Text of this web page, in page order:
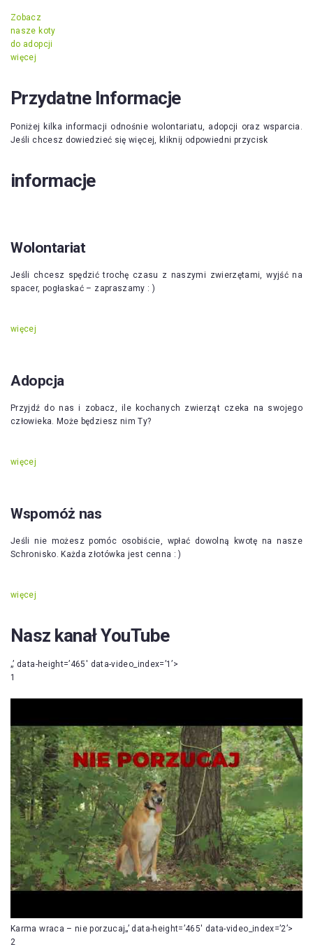
Zobacz
nasze koty
do adopcji
więcej
Przydatne Informacje
Poniżej kilka informacji odnośnie wolontariatu, adopcji oraz wsparcia.
Jeśli chcesz dowiedzieć się więcej, kliknij odpowiedni przycisk
informacje
Wolontariat
Jeśli chcesz spędzić trochę czasu z naszymi zwierzętami, wyjść na
spacer, pogłaskać – zapraszamy : )
więcej
Adopcja
Przyjdź do nas i zobacz, ile kochanych zwierząt czeka na swojego
człowieka. Może będziesz nim Ty?
więcej
Wspomóż nas
Jeśli nie możesz pomóc osobiście, wpłać dowolną kwotę na nasze
Schronisko. Każda złotówka jest cenna : )
więcej
Nasz kanał YouTube
„’ data-height=’465′ data-video_index=’1’>
1
Karma wraca – nie porzucaj„’ data-height=’465′ data-video_index=’2’>
2